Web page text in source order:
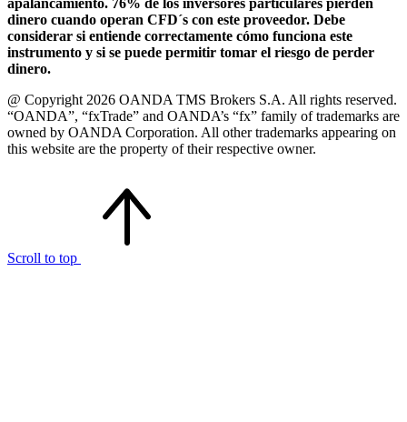
apalancamiento. 76% de los inversores particulares pierden
dinero cuando operan CFD´s con este proveedor. Debe
considerar si entiende correctamente cómo funciona este
instrumento y si se puede permitir tomar el riesgo de perder
dinero.
@ Copyright 2026 OANDA TMS Brokers S.A. All rights reserved.
“OANDA”, “fxTrade” and OANDA’s “fx” family of trademarks are
owned by OANDA Corporation. All other trademarks appearing on
this website are the property of their respective owner.
Scroll to top